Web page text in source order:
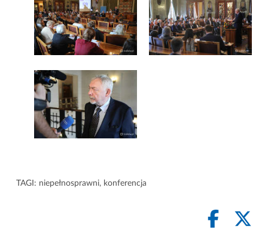
TAGI: niepełnosprawni, konferencja